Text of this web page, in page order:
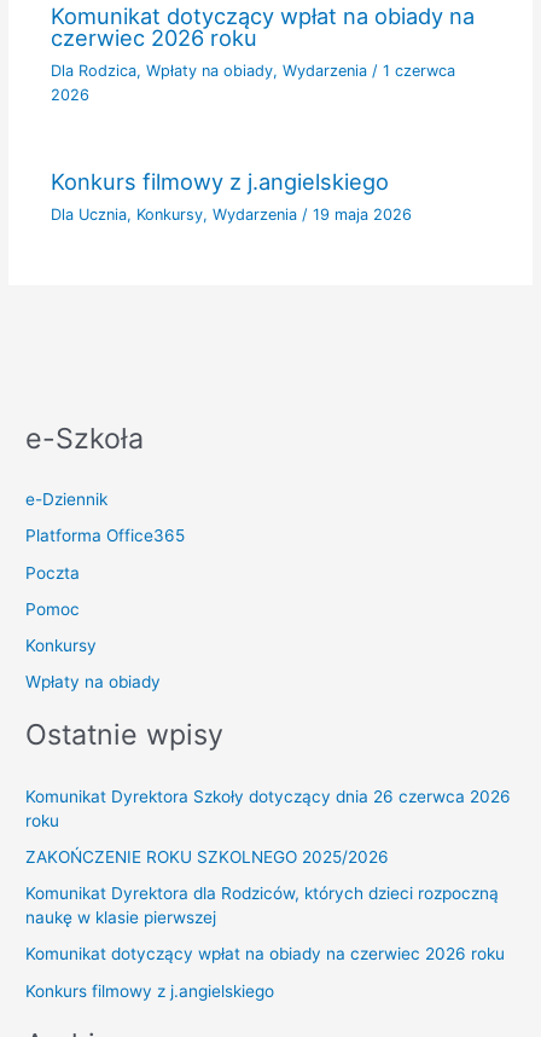
Komunikat dotyczący wpłat na obiady na
czerwiec 2026 roku
Dla Rodzica, Wpłaty na obiady, Wydarzenia/ 1 czerwca
2026
Konkurs filmowy z j.angielskiego
Dla Ucznia, Konkursy, Wydarzenia/ 19 maja 2026
e-Szkoła
e-Dziennik
Platforma Office365
Poczta
Pomoc
Konkursy
Wpłaty na obiady
Ostatnie wpisy
Komunikat Dyrektora Szkoły dotyczący dnia 26 czerwca 2026
roku
ZAKOŃCZENIE ROKU SZKOLNEGO 2025/2026
Komunikat Dyrektora dla Rodziców, których dzieci rozpoczną
naukę w klasie pierwszej
Komunikat dotyczący wpłat na obiady na czerwiec 2026 roku
Konkurs filmowy z j.angielskiego